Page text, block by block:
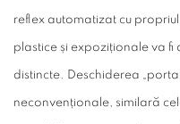
reflex automatizat cu
plastice și expoziționale va
distincte. Deschiderea
neconvenționale, similară